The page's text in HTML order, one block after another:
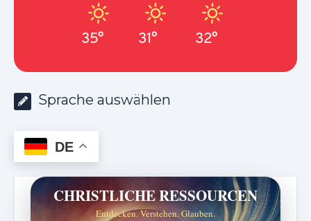
35° 31° 32°
Sprache auswählen
DE
CHRISTLICHE RESSOURCEN
Entdecken. Verstehen. Glauben.